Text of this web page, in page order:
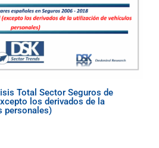
Total Sector Seguros de
los derivados de la
personales)